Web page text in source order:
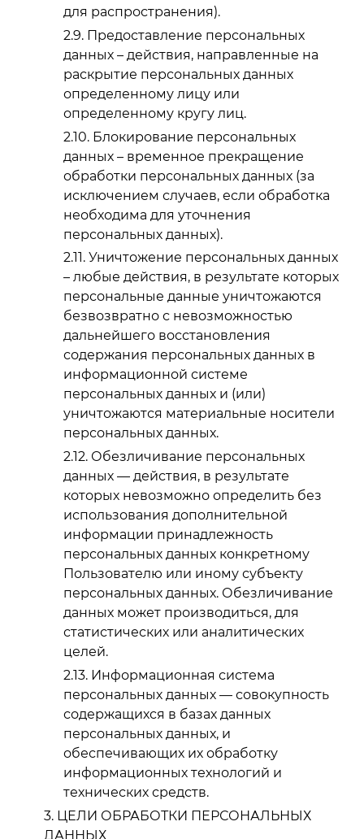
для распространения).
Предоставление персональных
данных – действия, направленные на
раскрытие персональных данных
определенному лицу или
определенному кругу лиц.
Блокирование персональных
данных – временное прекращение
обработки персональных данных (за
исключением случаев, если обработка
необходима для уточнения
персональных данных).
Уничтожение персональных данных
– любые действия, в результате которых
персональные данные уничтожаются
безвозвратно с невозможностью
дальнейшего восстановления
содержания персональных данных в
информационной системе
персональных данных и (или)
уничтожаются материальные носители
персональных данных.
Обезличивание персональных
данных — действия, в результате
которых невозможно определить без
использования дополнительной
информации принадлежность
персональных данных конкретному
Пользователю или иному субъекту
персональных данных. Обезличивание
данных может производиться, для
статистических или аналитических
целей.
Информационная система
персональных данных — совокупность
содержащихся в базах данных
персональных данных, и
обеспечивающих их обработку
информационных технологий и
технических средств.
ЦЕЛИ ОБРАБОТКИ ПЕРСОНАЛЬНЫХ
ДАННЫХ